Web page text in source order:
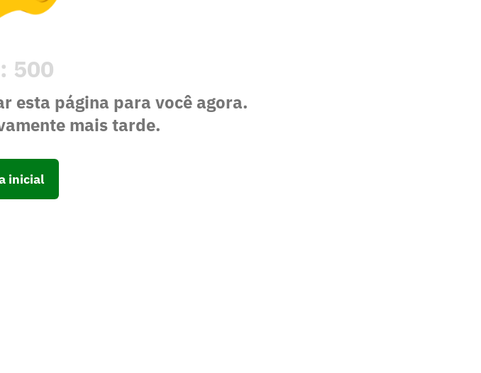
500
esta página para você agora.
mais tarde.
inicial